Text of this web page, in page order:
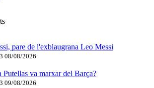
pare de l'exblaugrana Leo Messi
08/08/2026
Putellas va marxar del Barça?
09/08/2026